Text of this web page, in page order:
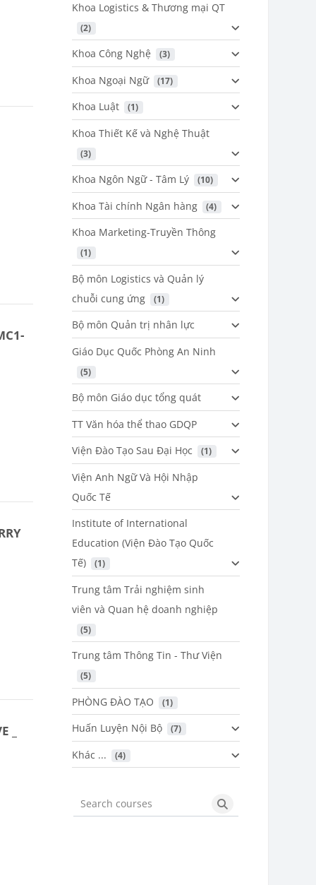
Khoa Logistics & Thương mại QT
(2)
Khoa Công Nghệ (3)
Khoa Ngoại Ngữ (17)
Khoa Luật (1)
Khoa Thiết Kế và Nghệ Thuật
(3)
Khoa Ngôn Ngữ - Tâm Lý (10)
Khoa Tài chính Ngân hàng (4)
Khoa Marketing-Truyền Thông
(1)
Bộ môn Logistics và Quản lý
chuỗi cung ứng
(1)
Bộ môn Quản trị nhân lực
Giáo Dục Quốc Phòng An Ninh
(5)
Bộ môn Giáo dục tổng quát
TT Văn hóa thể thao GDQP
Viện Đào Tạo Sau Đại Học
(1)
Viện Anh Ngữ Và Hội Nhập
Quốc Tế
Institute of International
Education (Viện Đào Tạo Quốc
Tế)
(1)
Trung tâm Trải nghiệm sinh
viên và Quan hệ doanh nghiệp
(5)
Trung tâm Thông Tin - Thư Viện
(5)
PHÒNG ĐÀO TẠO (1)
Huấn Luyện Nội Bộ (7)
Khác ... (4)
Search courses Search courses